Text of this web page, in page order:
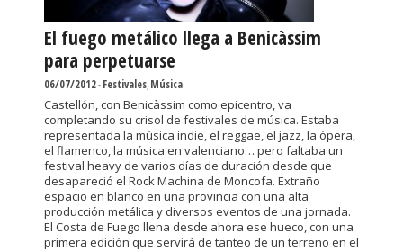
El fuego metálico llega a Benicàssim
para perpetuarse
06/07/2012-Festivales,Música
Castellón, con Benicàssim como epicentro, va
completando su crisol de festivales de música. Estaba
representada la música indie, el reggae, el jazz, la ópera,
el flamenco, la música en valenciano… pero faltaba un
festival heavy de varios días de duración desde que
desapareció el Rock Machina de Moncofa. Extraño
espacio en blanco en una provincia con una alta
producción metálica y diversos eventos de una jornada.
El Costa de Fuego llena desde ahora ese hueco, con una
primera edición que servirá de tanteo de un terreno en el